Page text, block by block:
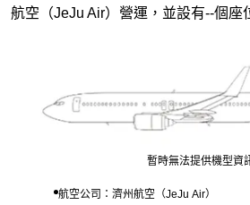
航空（JeJu Air）營運，並設有--個座
暫時無法提供機型資
航空公司：濟州航空（JeJu Air）